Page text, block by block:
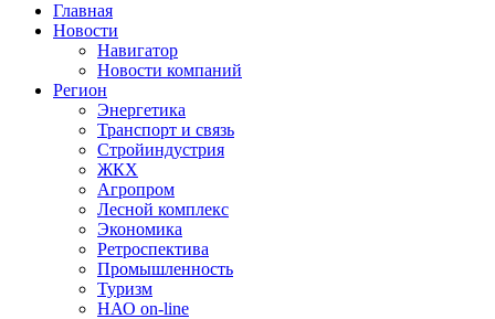
Главная
Новости
Навигатор
Новости компаний
Регион
Энергетика
Транспорт и связь
Стройиндустрия
ЖКХ
Агропром
Лесной комплекс
Экономика
Ретроспектива
Промышленность
Туризм
НАО on-line